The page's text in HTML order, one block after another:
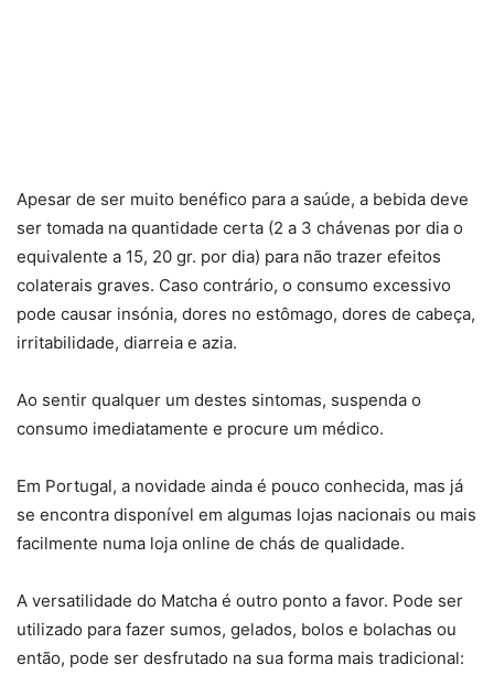
Apesar de ser muito benéfico para a saúde, a bebida deve
ser tomada na quantidade certa (2 a 3 chávenas por dia o
equivalente a 15, 20 gr. por dia) para não trazer efeitos
colaterais graves. Caso contrário, o consumo excessivo
pode causar insónia, dores no estômago, dores de cabeça,
irritabilidade, diarreia e azia.
Ao sentir qualquer um destes sintomas, suspenda o
consumo imediatamente e procure um médico.
Em Portugal, a novidade ainda é pouco conhecida, mas já
se encontra disponível em algumas lojas nacionais ou mais
facilmente numa loja online de chás de qualidade.
A versatilidade do Matcha é outro ponto a favor. Pode ser
utilizado para fazer sumos, gelados, bolos e bolachas ou
então, pode ser desfrutado na sua forma mais tradicional: